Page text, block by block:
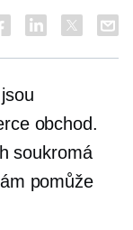
obchod.
soukromá
pomůže